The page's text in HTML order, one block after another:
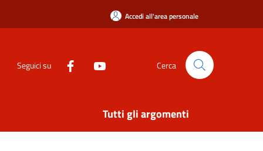
Accedi all'area personale
Seguici su Cerca
Tutti gli argomenti